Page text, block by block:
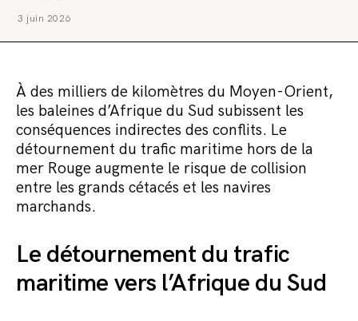
3 juin 2026
À des milliers de kilomètres du Moyen-Orient,
les baleines d’Afrique du Sud subissent les
conséquences indirectes des conflits. Le
détournement du trafic maritime hors de la
mer Rouge augmente le risque de collision
entre les grands cétacés et les navires
marchands.
Le détournement du trafic
maritime vers l’Afrique du Sud